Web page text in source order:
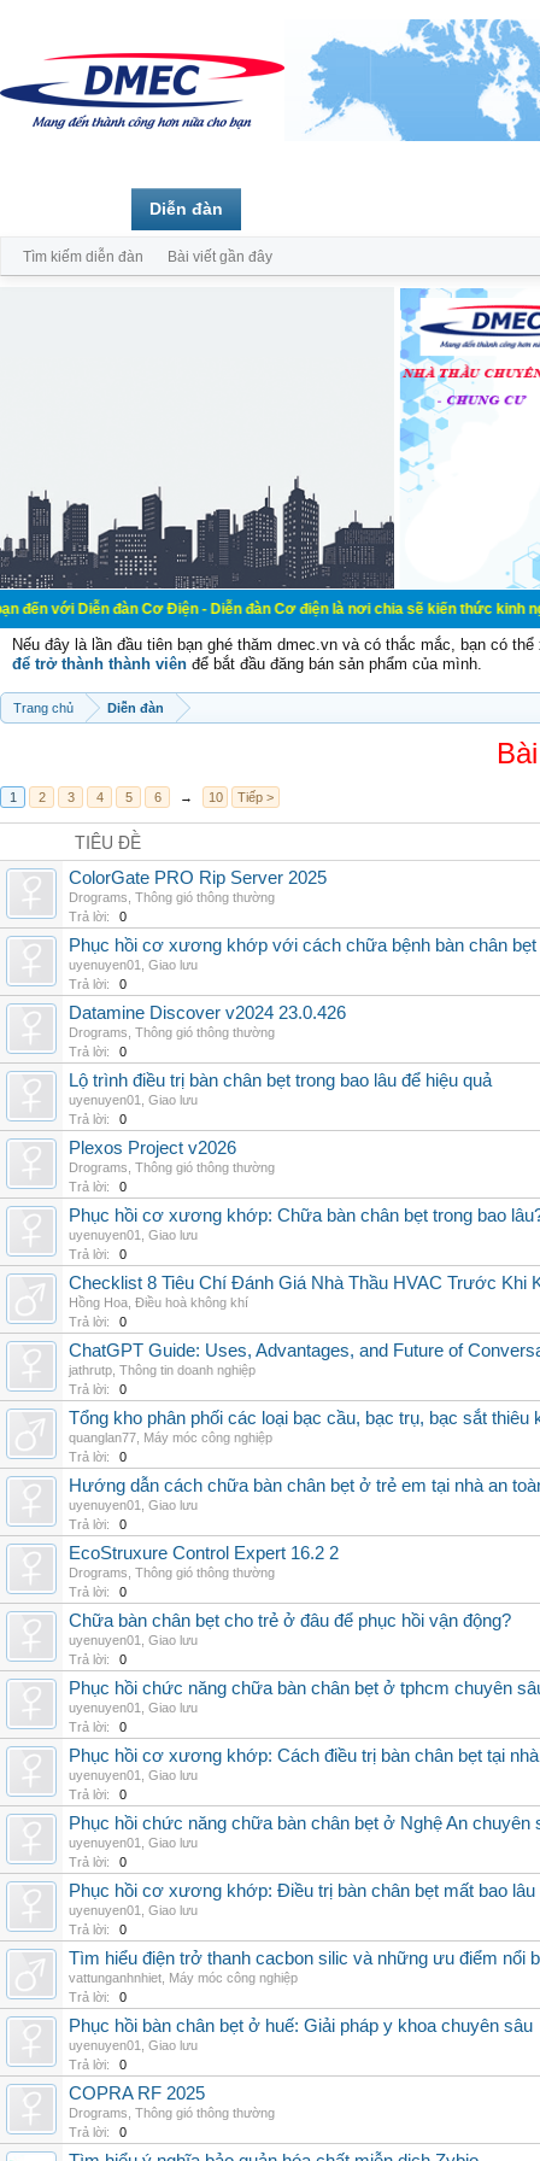
đàn Cơ Điện - Diễn đàn Cơ điện là nơi chia sẽ kiến thức kinh nghiệm
Nếu đây là lần đầu tiên bạn ghé thăm dmec.vn và có thắc mắc, bạn có
để trở thành thành viên để bắt đầu đăng bán sản phẩm của mình.
Trang chủ Diễn đàn
1 2 3 4 5 6 → 10 Tiếp >
TIÊU ĐỀ
ColorGate PRO Rip Server 2025
Drograms Thông gió thông thường
Trả lời:
0
Phục hồi cơ xương khớp với cách chữa bệnh bàn chân bẹt
uyenuyen01
Giao lưu
Trả lời:
0
Datamine Discover v2024 23.0.426
Drograms Thông gió thông thường
Trả lời:
0
Lộ trình điều trị bàn chân bẹt trong bao lâu để hiệu quả
uyenuyen01
Giao lưu
Trả lời:
0
Plexos Project v2026
Drograms Thông gió thông thường
Trả lời:
0
Phục hồi cơ xương khớp: Chữa bàn chân bẹt trong bao
uyenuyen01
Giao lưu
Trả lời:
0
Checklist 8 Tiêu Chí Đánh Giá Nhà Thầu HVAC Trước Khi
Hồng Hoa Điều hoà không khí
Trả lời:
0
ChatGPT Guide: Uses, Advantages, and Future of
jathrutp Thông tin doanh nghiệp
Trả lời:
0
Tổng kho phân phối các loại bạc cầu, bạc trụ, bạc sắt thiêu
quanglan77 Máy móc công nghiệp
Trả lời:
0
Hướng dẫn cách chữa bàn chân bẹt ở trẻ em tại nhà an
uyenuyen01
Giao lưu
Trả lời:
0
EcoStruxure Control Expert 16.2 2
Drograms Thông gió thông thường
Trả lời:
0
Chữa bàn chân bẹt cho trẻ ở đâu để phục hồi vận động?
uyenuyen01
Giao lưu
Trả lời:
0
Phục hồi chức năng chữa bàn chân bẹt ở tphcm chuyên
uyenuyen01
Giao lưu
Trả lời:
0
Phục hồi cơ xương khớp: Cách điều trị bàn chân bẹt tại
uyenuyen01
Giao lưu
Trả lời:
0
Phục hồi chức năng chữa bàn chân bẹt ở Nghệ An chuyên
uyenuyen01
Giao lưu
Trả lời:
0
Phục hồi cơ xương khớp: Điều trị bàn chân bẹt mất bao lâu
uyenuyen01
Giao lưu
Trả lời:
0
Tìm hiểu điện trở thanh cacbon silic và những ưu điểm nổi
vattunganhnhiet Máy móc công nghiệp
Trả lời:
0
Phục hồi bàn chân bẹt ở huế: Giải pháp y khoa chuyên sâu
uyenuyen01
Giao lưu
Trả lời:
0
COPRA RF 2025
Drograms Thông gió thông thường
Trả lời:
0
Diễn đàn
Tìm kiếm diễn đàn Bài viết gần đây